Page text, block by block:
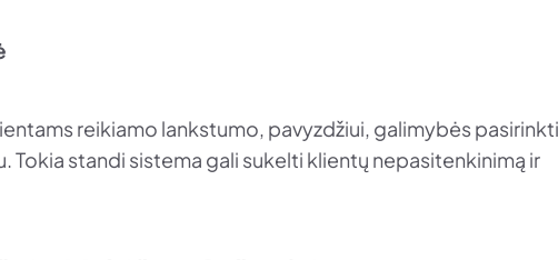
reikiamo lankstumo, pavyzdžiui, galimybės pasirinkti
standi sistema gali sukelti klientų nepasitenkinimą ir